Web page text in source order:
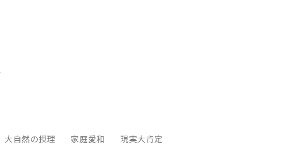
大自然の摂理 家庭愛和 現実大肯定